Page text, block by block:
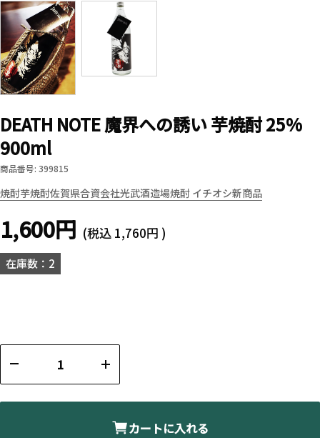
DEATH NOTE 魔界への誘い 芋焼酎 25%
900ml
商品番号: 399815
焼酎芋焼酎佐賀県合資会社光武酒造場焼酎 イチオシ新商品
1,600円 (税込 1,760円 )
在庫数：2
カートに入れる